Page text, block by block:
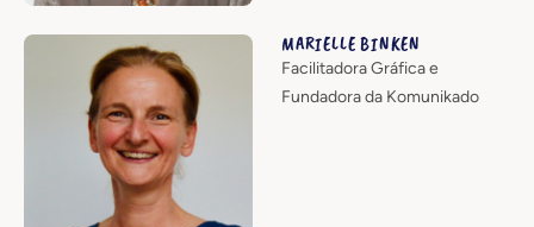
MARIELLE BINKEN
Facilitadora Gráfica e
Fundadora da Komunikado